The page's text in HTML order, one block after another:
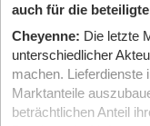
auch für die
Cheyenne: Die letzte
unterschiedlicher
machen. Lieferdienste
Marktanteile
beträchtlichen Anteil